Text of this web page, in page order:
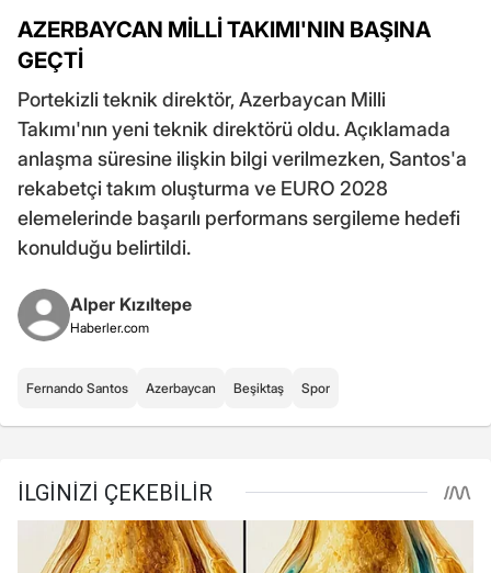
AZERBAYCAN MİLLİ TAKIMI'NIN BAŞINA
GEÇTİ
Portekizli teknik direktör, Azerbaycan Milli
Takımı'nın yeni teknik direktörü oldu. Açıklamada
anlaşma süresine ilişkin bilgi verilmezken, Santos'a
rekabetçi takım oluşturma ve EURO 2028
elemelerinde başarılı performans sergileme hedefi
konulduğu belirtildi.
Alper Kızıltepe
Haberler.com
Fernando Santos Azerbaycan Beşiktaş Spor